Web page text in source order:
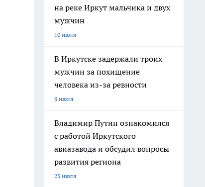
на реке Иркут мальчика и двух
мужчин
10 июля
В Иркутске задержали троих
мужчин за похищение
человека из-за ревности
9 июля
Владимир Путин ознакомился
с работой Иркутского
авиазавода и обсудил вопросы
развития региона
25 июля